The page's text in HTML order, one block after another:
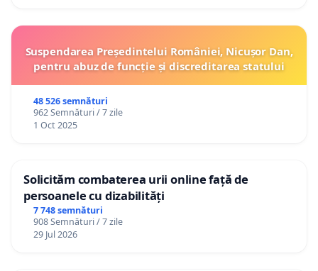
Suspendarea Președintelui României, Nicușor Dan,
pentru abuz de funcție și discreditarea statului
48 526 semnături
962 Semnături / 7 zile
1 Oct 2025
Solicităm combaterea urii online față de
persoanele cu dizabilități
7 748 semnături
908 Semnături / 7 zile
29 Jul 2026